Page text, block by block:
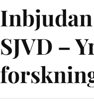
SJVD –